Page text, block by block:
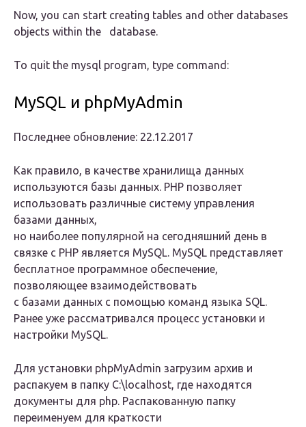
Now, you can start creating tables and other databases
objects within the database.
To quit the mysql program, type command:
MySQL и phpMyAdmin
Последнее обновление: 22.12.2017
Как правило, в качестве хранилища данных
используются базы данных. PHP позволяет
использовать различные систему управления
базами данных,
но наиболее популярной на сегодняшний день в
связке с PHP является MySQL. MySQL представляет
бесплатное программное обеспечение,
позволяющее взаимодействовать
с базами данных с помощью команд языка SQL.
Ранее уже рассматривался процесс установки и
настройки MySQL.
Для установки phpMyAdmin загрузим архив и
распакуем в папку C:\localhost, где находятся
документы для php. Распакованную папку
переименуем для краткости